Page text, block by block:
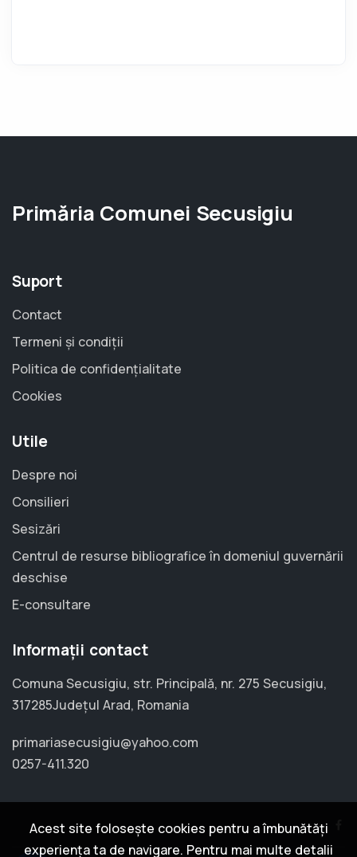
Primăria Comunei Secusigiu
Suport
Contact
Termeni și condiții
Politica de confidențialitate
Cookies
Utile
Despre noi
Consilieri
Sesizări
Centrul de resurse bibliografice în domeniul guvernării
deschise
E-consultare
Informații contact
Comuna Secusigiu, str. Principală, nr. 275 Secusigiu,
317285Județul Arad, Romania
primariasecusigiu@yahoo.com
0257-411.320
Acest site folosește cookies pentru a îmbunătăți
experiența ta de navigare. Pentru mai multe detalii